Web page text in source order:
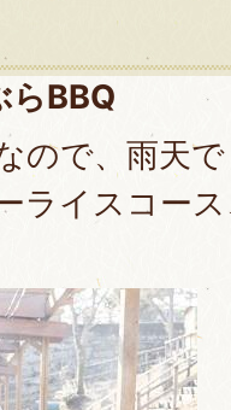
らBBQ
ので、雨天
ライスコー